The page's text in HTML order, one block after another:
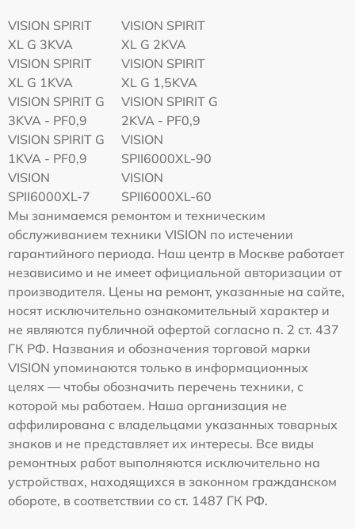
VISION SPIRIT
XL G 3KVA
VISION SPIRIT
XL G 2KVA
VISION SPIRIT
XL G 1KVA
VISION SPIRIT
XL G 1,5KVA
VISION SPIRIT G
3KVA - PF0,9
VISION SPIRIT G
2KVA - PF0,9
VISION SPIRIT G
1KVA - PF0,9
VISION
SPII6000XL-90
VISION
SPII6000XL-7
VISION
SPII6000XL-60
Мы занимаемся ремонтом и техническим
обслуживанием техники VISION по истечении
гарантийного периода. Наш центр в Москве работает
независимо и не имеет официальной авторизации от
производителя. Цены на ремонт, указанные на сайте,
носят исключительно ознакомительный характер и
не являются публичной офертой согласно п. 2 ст. 437
ГК РФ. Названия и обозначения торговой марки
VISION упоминаются только в информационных
целях — чтобы обозначить перечень техники, с
которой мы работаем. Наша организация не
аффилирована с владельцами указанных товарных
знаков и не представляет их интересы. Все виды
ремонтных работ выполняются исключительно на
устройствах, находящихся в законном гражданском
обороте, в соответствии со ст. 1487 ГК РФ.